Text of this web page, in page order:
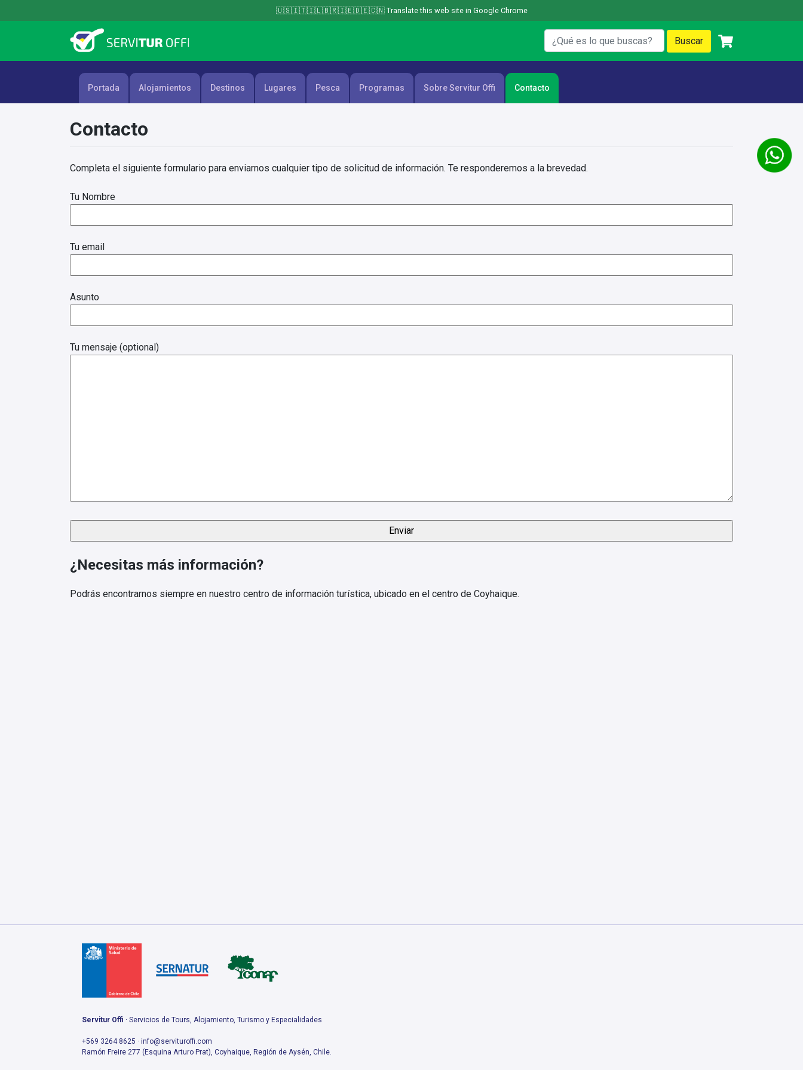
to
🇺🇸🇮🇹🇮🇱🇧🇷🇮🇪🇩🇪🇨🇳 Translate this web site in Google Chrome
Portada Alojamientos Destinos Lugares Pesca Programas Sobre Servitur Offi Contacto
Contacto
Completa el siguiente formulario para enviarnos cualquier tipo de solicitud de información. Te responderemos a la brevedad.
Tu Nombre
Tu email
Asunto
Tu mensaje (optional)
¿Necesitas más información?
Podrás encontrarnos siempre en nuestro centro de información turística, ubicado en el centro de Coyhaique.
Servitur Offi · Servicios de Tours, Alojamiento, Turismo y Especialidades
+569 3264 8625 · info@servituroffi.com
Ramón Freire 277 (Esquina Arturo Prat), Coyhaique, Región de Aysén, Chile.